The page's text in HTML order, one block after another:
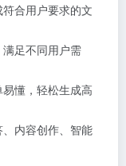
合用户要求的文
足不同用户需
懂，轻松生成高
内容创作、智能